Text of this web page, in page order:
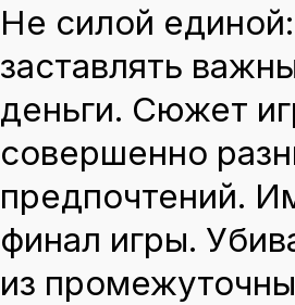
Не силой
заставлять
деньги. Сюжет
совершенно
предпочтений.
финал игры.
из